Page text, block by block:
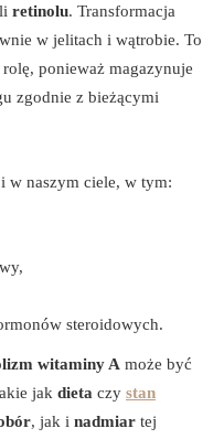
retinolu. Transformacja
w jelitach i wątrobie. To
ponieważ magazynuje
zgodnie z bieżącymi
w naszym ciele, w tym:
steroidowych.
witaminy A może być
jak dieta czy stan
, jak i nadmiar tej